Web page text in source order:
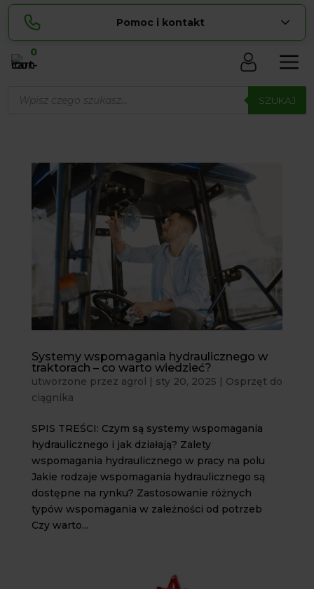
Pomoc i kontakt
Lucyna
pokaż numer
zamowienia@ ... pokaż e-mail
biuro@ ... pokaż e-mail
Biuro obsługi klienta czynne Pn-Sb: 8:00 – 20:00
0
produktów SZUKAJ
Systemy wspomagania hydraulicznego w
traktorach – co warto wiedzieć?
utworzone przez agrol | sty 20, 2025 | Osprzęt do
ciągnika
SPIS TREŚCI: Czym są systemy wspomagania
hydraulicznego i jak działają? Zalety
wspomagania hydraulicznego w pracy na polu
Jakie rodzaje wspomagania hydraulicznego są
dostępne na rynku? Zastosowanie różnych
typów wspomagania w zależności od potrzeb
Czy warto...